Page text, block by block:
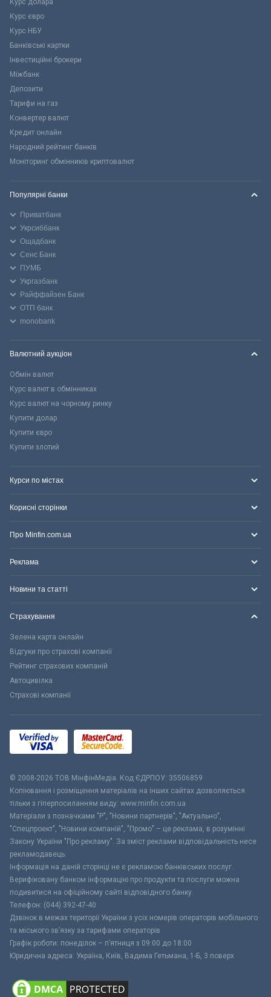
Курс долара
Курс євро
Курс НБУ
Банківські картки
Інвестиційні брокери
Міжбанк
Депозити
Тарифи на газ
Конвертер валют
Кредит онлайн
Народний рейтинг банків
Моніторинг обмінників криптовалют
Популярні банки
Приватбанк
Укрсиббанк
Ощадбанк
Сенс Банк
ПУМБ
Укргазбанк
Райффайзен Банк
ОТП банк
monobank
Валютний аукціон
Обмін валют
Курс валют в обмінниках
Курс валют на чорному ринку
Купити долар
Купити євро
Купити злотий
Курси по містах
Корисні сторінки
Про Minfin.com.ua
Реклама
Новини та статті
Страхування
Зелена карта онлайн
Відгуки про страхові компанії
Рейтинг страхових компаній
Автоцивілка
Страхові компанії
© 2008-2026 ТОВ МiнфiнМедiа. Код ЄДРПОУ: 35506859
Копіювання і розміщення матеріалів на інших сайтах дозволяється
тільки з гіперпосиланням виду: www.minfin.com.ua
Матеріали з позначками "Р", "Новини партнерів", "Актуально",
"Спецпроект", "Новини компаній", "Промо" – це реклама, в розумінні
Закону України "Про рекламу". За зміст реклами відповідальність несе
рекламодавець.
Інформація на даній сторінці не є рекламою банківських послуг.
Верифіковану банком інформацію про продукти та послуги можна
подивитися на офіційному сайті відповідного банку.
Телефон: (044) 392-47-40
Дзвінок в межах території України з усіх номерів операторів мобільного
та міського зв’язку за тарифами операторів
Графік роботи: понеділок – п’ятниця з 09:00 до 18:00
Юридична адреса: Україна, Київ, Вадима Гетьмана, 1-Б, 3 поверх